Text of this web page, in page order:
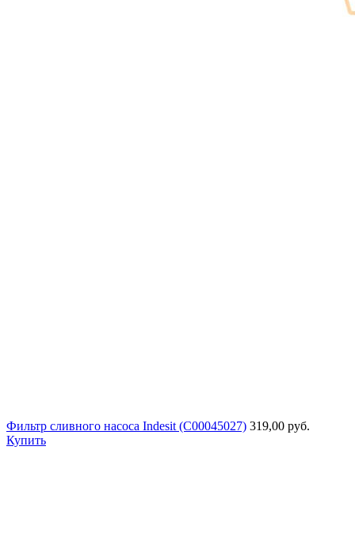
Фильтр сливного насоса Indesit (C00045027) 319,00 руб.
Купить